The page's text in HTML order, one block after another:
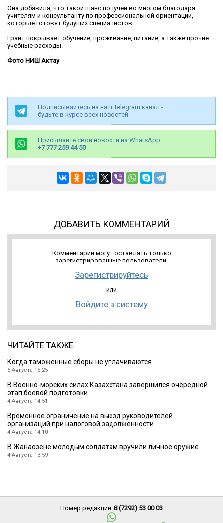
Она добавила, что такой шанс получен во многом благодаря
учителям и консультанту по профессиональной ориентации,
которые готовят будущих специалистов.
Грант покрывает обучение, проживание, питание, а также прочие
учебные расходы.
Фото НИШ Актау
Подписывайтесь на наш Telegram канал -
будьте в курсе всех новостей
Присылайте свои новости на WhatsApp
+7 777 259 44 50
ДОБАВИТЬ КОММЕНТАРИЙ
Комментарии могут оставлять только
зарегистрированные пользователи.
Зарегистрируйтесь
или
Войдите в систему
ЧИТАЙТЕ ТАКЖЕ:
Когда таможенные сборы не уплачиваются
5 Августа 15:25
В Военно-морских силах Казахстана завершился очередной
этап боевой подготовки
4 Августа 14:51
Временное ограничение на выезд руководителей
организаций при налоговой задолженности
4 Августа 14:10
В Жанаозене молодым солдатам вручили личное оружие
4 Августа 13:59
Номер редакции: 8 (7292) 53 00 03